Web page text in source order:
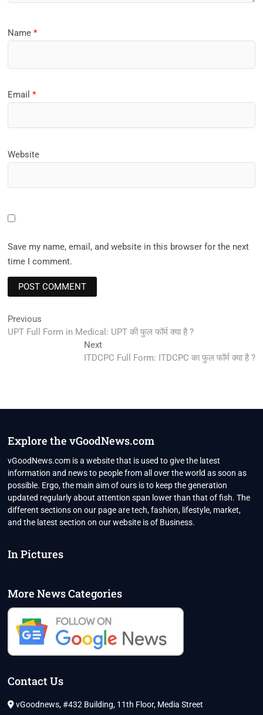
Name*
Email*
Website
Save my name, email, and website in this browser for the next
time I comment.
Post
navigation
Previous
post:
UPT Full Form in Medical: UPT की फुल फॉर्म क्या है ?
NextNext
post:
ITDCPC Full Form: ITDCPC का फुल फॉर्म क्या है ?
Explore the vGoodNews.com
vGoodNews.com is a website that is used to give the latest
information and news to people from all over the world as soon as
possible. Ergo, the main aim of ours is to keep the generation
updated regularly about attention span lower than that of fish. The
different sections on our page are tech, fashion, lifestyle, market,
and the latest section on our website is of Business.
In Pictures
More News Categories
Contact Us
vGoodnews, #432 Building, 11th Floor, Media Street